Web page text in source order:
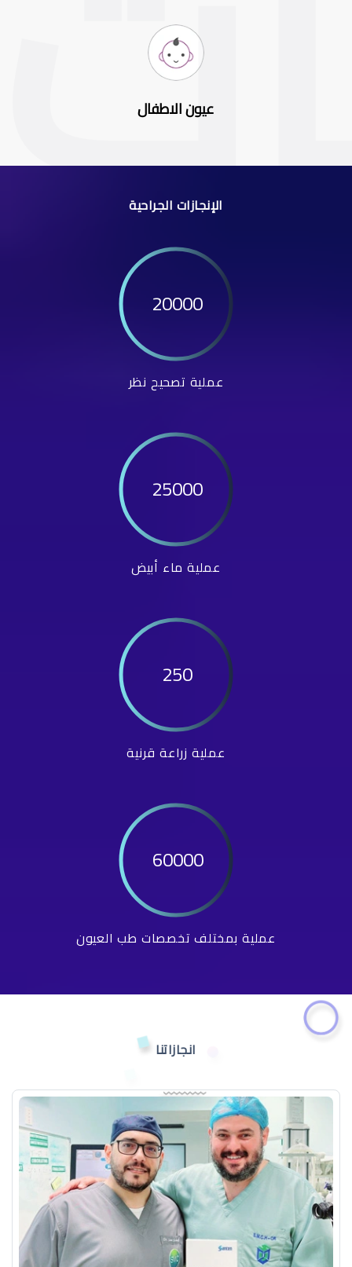
عيون الاطفال
الإنجازات الجراحية
20000
عملية تصحيح نظر
25000
عملية ماء أبيض
250
عملية زراعة قرنية
60000
عملية بمختلف تخصصات طب العيون
انجازاتنا